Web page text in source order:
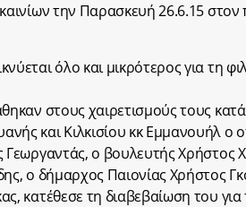
την Παρασκευή 26.6.15
όλο και μικρότερος για τη
στους χαιρετισμούς τους
και Κιλκισίου κκ Εμμανουήλ ο
Γεωργαντάς, ο βουλευτής Χρήστος
ο δήμαρχος Παιονίας Χρήστος
κατέθεσε τη διαβεβαίωση του για